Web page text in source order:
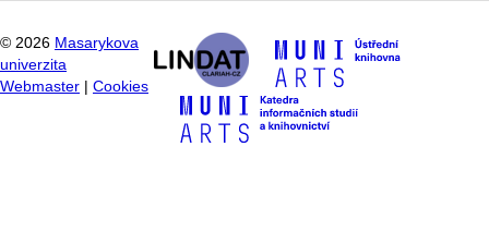
© 2026 Masarykova
univerzita
Webmaster
Cookies